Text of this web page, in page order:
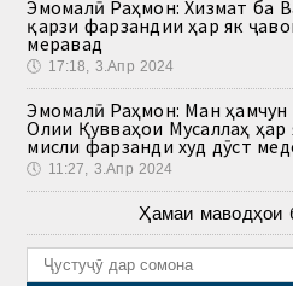
Эмомалӣ Раҳмон: Хизмат ба
қарзи фарзандии ҳар як
меравад
🕔 17:18, 3.Апр 2024
Эмомалӣ Раҳмон: Ман
Олии Қувваҳои Мусаллаҳ ҳар
мисли фарзанди худ дӯст
🕔 11:27, 3.Апр 2024
Ҳамаи маводҳои